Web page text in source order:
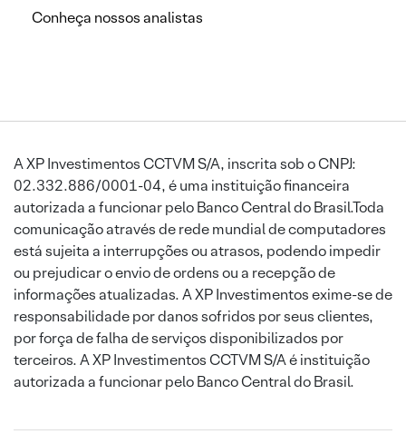
Conheça nossos analistas
A XP Investimentos CCTVM S/A, inscrita sob o CNPJ:
02.332.886/0001-04, é uma instituição financeira
autorizada a funcionar pelo Banco Central do Brasil.Toda
comunicação através de rede mundial de computadores
está sujeita a interrupções ou atrasos, podendo impedir
ou prejudicar o envio de ordens ou a recepção de
informações atualizadas. A XP Investimentos exime-se de
responsabilidade por danos sofridos por seus clientes,
por força de falha de serviços disponibilizados por
terceiros. A XP Investimentos CCTVM S/A é instituição
autorizada a funcionar pelo Banco Central do Brasil.